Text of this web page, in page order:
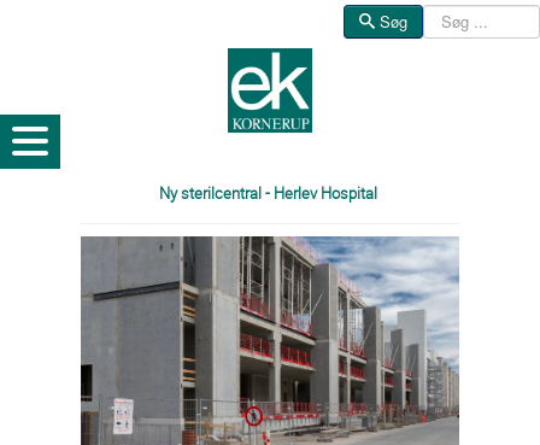
Søg Søg
Ny sterilcentral - Herlev Hospital